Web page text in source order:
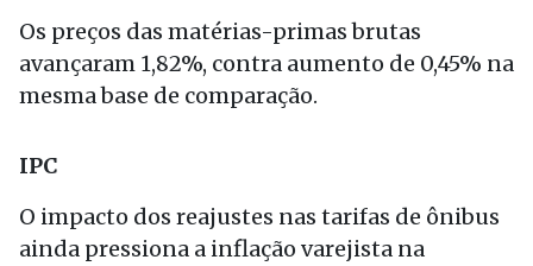
Os preços das matérias-primas brutas
avançaram 1,82%, contra aumento de 0,45% na
mesma base de comparação.
IPC
O impacto dos reajustes nas tarifas de ônibus
ainda pressiona a inflação varejista na